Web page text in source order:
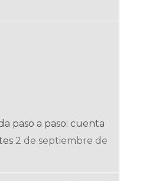
paso a paso: cuenta
2 de septiembre de